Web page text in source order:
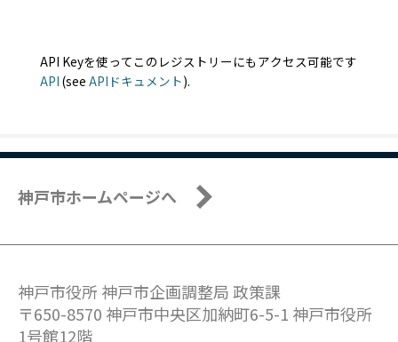
API Keyを使ってこのレジストリーにもアクセス可能です
API (see APIドキュメント).
神戸市ホームページへ
神戸市役所 神戸市企画調整局 政策課
〒650-8570 神戸市中央区加納町6-5-1 神戸市役所
1号館12階